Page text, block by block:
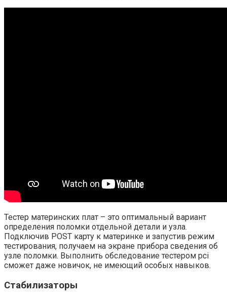
Тестер материнских плат – это оптимальный вариант
определения поломки отдельной детали и узла.
Подключив POST карту к материнке и запустив режим
тестирования, получаем на экране прибора сведения об
узле поломки. Выполнить обследование тестером pci
сможет даже новичок, не имеющий особых навыков.
Стабилизаторы